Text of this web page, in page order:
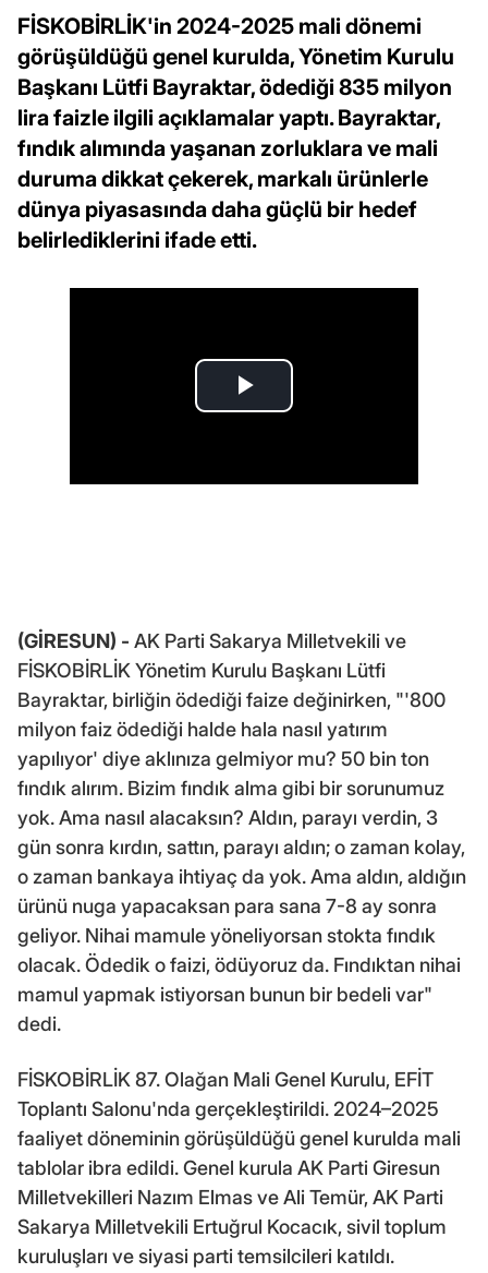
FİSKOBİRLİK'in 2024-2025 mali dönemi
görüşüldüğü genel kurulda, Yönetim Kurulu
Başkanı Lütfi Bayraktar, ödediği 835 milyon
lira faizle ilgili açıklamalar yaptı. Bayraktar,
fındık alımında yaşanan zorluklara ve mali
duruma dikkat çekerek, markalı ürünlerle
dünya piyasasında daha güçlü bir hedef
belirlediklerini ifade etti.
(GİRESUN) - AK Parti Sakarya Milletvekili ve
FİSKOBİRLİK Yönetim Kurulu Başkanı Lütfi
Bayraktar, birliğin ödediği faize değinirken, "'800
milyon faiz ödediği halde hala nasıl yatırım
yapılıyor' diye aklınıza gelmiyor mu? 50 bin ton
fındık alırım. Bizim fındık alma gibi bir sorunumuz
yok. Ama nasıl alacaksın? Aldın, parayı verdin, 3
gün sonra kırdın, sattın, parayı aldın; o zaman kolay,
o zaman bankaya ihtiyaç da yok. Ama aldın, aldığın
ürünü nuga yapacaksan para sana 7-8 ay sonra
geliyor. Nihai mamule yöneliyorsan stokta fındık
olacak. Ödedik o faizi, ödüyoruz da. Fındıktan nihai
mamul yapmak istiyorsan bunun bir bedeli var"
dedi.
FİSKOBİRLİK 87. Olağan Mali Genel Kurulu, EFİT
Toplantı Salonu'nda gerçekleştirildi. 2024–2025
faaliyet döneminin görüşüldüğü genel kurulda mali
tablolar ibra edildi. Genel kurula AK Parti Giresun
Milletvekilleri Nazım Elmas ve Ali Temür, AK Parti
Sakarya Milletvekili Ertuğrul Kocacık, sivil toplum
kuruluşları ve siyasi parti temsilcileri katıldı.